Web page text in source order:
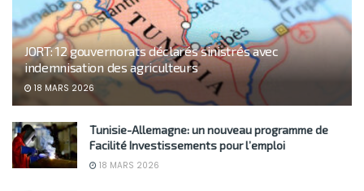
JORT: 12 gouvernorats déclarés sinistrés avec
indemnisation des agriculteurs
18 MARS 2026
Tunisie-Allemagne: un nouveau programme de
Facilité Investissements pour l’emploi
18 MARS 2026